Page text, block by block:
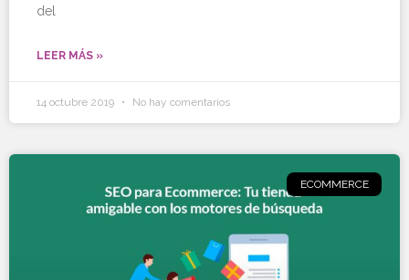
del
LEER MÁS »
14 octubre 2019 No hay comentarios
ECOMMERCE